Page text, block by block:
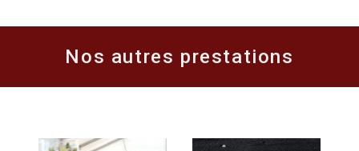
Nos autres prestations